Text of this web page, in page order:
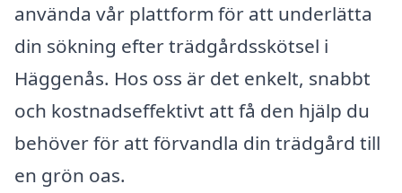
använda vår plattform för att underlätta
din sökning efter trädgårdsskötsel i
Häggenås. Hos oss är det enkelt, snabbt
och kostnadseffektivt att få den hjälp du
behöver för att förvandla din trädgård till
en grön oas.